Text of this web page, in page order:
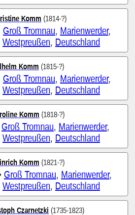
Komm (1814-?)
Groß Tromnau, Marienwerder,
Westpreußen, Deutschland
Komm (1815-?)
Groß Tromnau, Marienwerder,
Westpreußen, Deutschland
Komm (1818-?)
Groß Tromnau, Marienwerder,
Westpreußen, Deutschland
Komm (1821-?)
Groß Tromnau, Marienwerder,
Westpreußen, Deutschland
Czarnetzki (1735-1823)